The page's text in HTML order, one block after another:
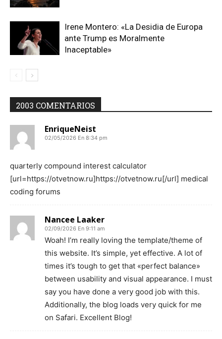
Irene Montero: «La Desidia de Europa
ante Trump es Moralmente
Inaceptable»
2003 COMENTARIOS
EnriqueNeist
02/05/2026 En 8:34 pm
quarterly compound interest calculator
[url=https://otvetnow.ru]https://otvetnow.ru[/url] medical
coding forums
Nancee Laaker
02/09/2026 En 9:11 am
Woah! I’m really loving the template/theme of
this website. It’s simple, yet effective. A lot of
times it’s tough to get that «perfect balance»
between usability and visual appearance. I must
say you have done a very good job with this.
Additionally, the blog loads very quick for me
on Safari. Excellent Blog!